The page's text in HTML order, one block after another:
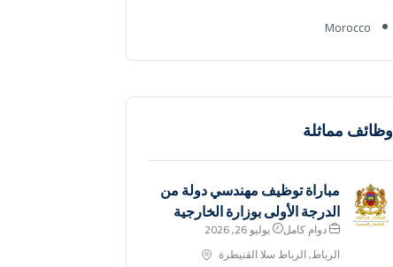
Morocco
وظائف مماثلة
مباراة توظيف مهندسي دولة من
الدرجة الأولى بوزارة الخارجية
دوام كامل
يوليو 26, 2026
الرباط, الرباط سلا القنيطرة